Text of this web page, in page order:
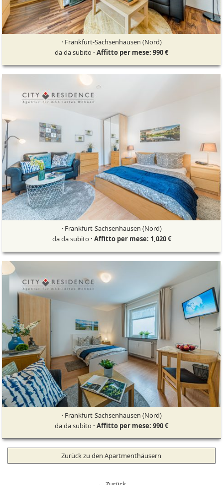
· Frankfurt-Sachsenhausen (Nord)
da da subito · Affitto per mese: 990 €
· Frankfurt-Sachsenhausen (Nord)
da da subito · Affitto per mese: 1,020 €
· Frankfurt-Sachsenhausen (Nord)
da da subito · Affitto per mese: 990 €
Zurück zu den Apartmenthäusern